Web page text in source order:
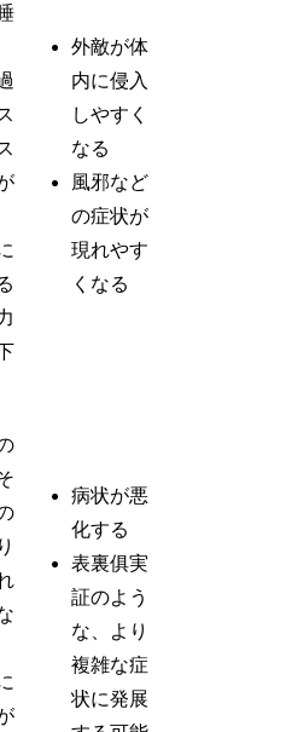
外敵が体
内に侵入
しやすく
なる
風邪など
の症状が
現れやす
くなる
病状が悪
化する
表裏俱実
証のよう
な、より
複雑な症
状に発展